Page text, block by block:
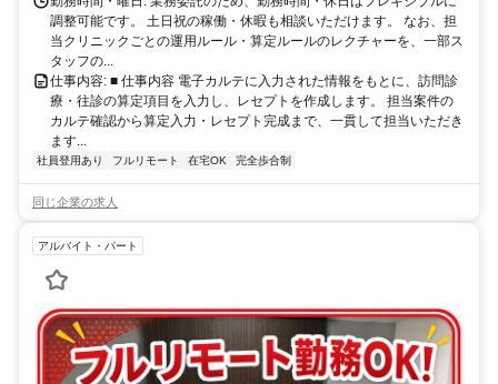
調整可能です。 土日祝の稼働・休暇も相談いただけます。 なお、担
当クリニックごとの運用ルール・算定ルールのレクチャーを、一部ス
タッフの...
仕事内容: ■ 仕事内容 電子カルテに入力された情報をもとに、訪問診
療・往診の算定項目を入力し、レセプトを作成します。 担当案件の
カルテ確認から算定入力・レセプト完成まで、一貫して担当いただき
ます...
社員登用あり フルリモート 在宅OK 完全歩合制
同じ企業の求人
アルバイト・パート